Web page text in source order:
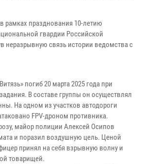
рамках празднования 10-летию
гвардии Российской
неразрывную связь истории ведомства с
погиб 20 марта 2025 года при
В составе группы он осуществлял
На одном из участков автодороги
FPV-дроном противника.
майор полиции Алексей Осипов
и поразил воздушную цель. Ценой
принял на себя взрывную волну и
товарищей.